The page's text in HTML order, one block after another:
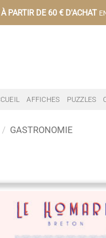
PARTIR DE 60 € D'ACHATEN
AFFICHES PUZZLES
/ GASTRONOMIE